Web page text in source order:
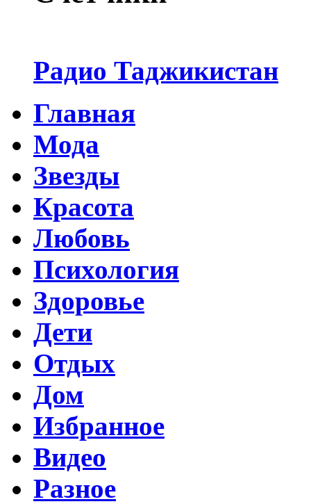
Радио Таджикистан
Главная
Мода
Звезды
Красота
Любовь
Психология
Здоровье
Дети
Отдых
Дом
Избранное
Видео
Разное